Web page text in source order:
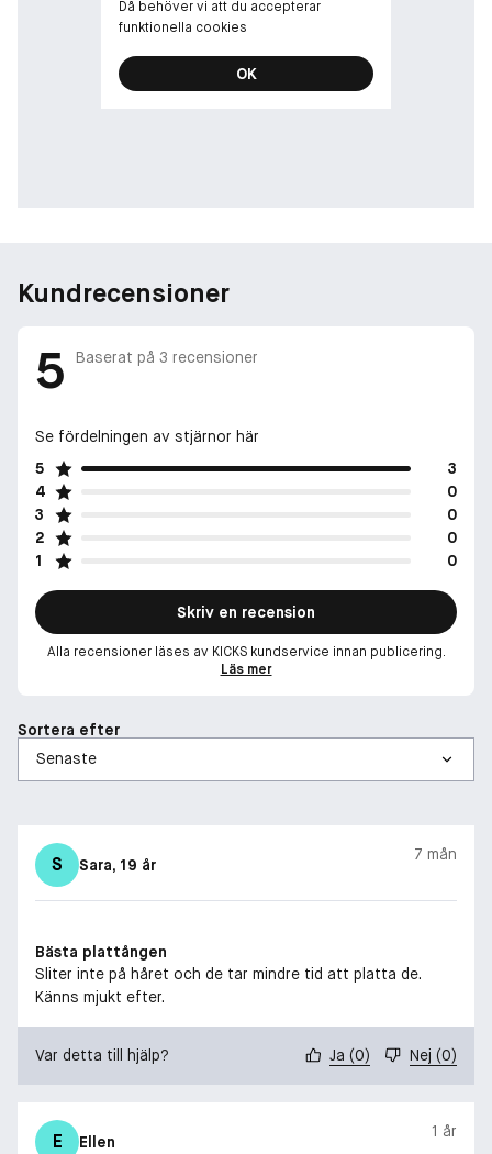
Vår bästa plattång för långt, tjockt och lockigt hår.
Upptäck ghd max | plattång med breda plattor | ghd® Official
Då behöver vi att du accepterar
funktionella cookies
OK
Kundrecensioner
5 Baserat på 3 recensioner
Se fördelningen av stjärnor här
5
3
4
0
3
0
2
0
1
0
Skriv en recension
Alla recensioner läses av KICKS kundservice innan publicering.
Läs mer
Sortera efter
S Sara, 19 år
7 mån
Bästa plattången
Sliter inte på håret och de tar mindre tid att platta de.
Känns mjukt efter.
Var detta till hjälp? Ja (0) Nej (0)
E Ellen
1 år